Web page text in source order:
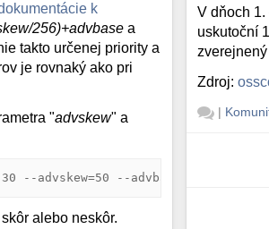
k
256)+advbase a
takto určenej priority a
je rovnaký ako pri
"advskew" a
advskew=50 --advbase=1 --
alebo neskôr.
V dňoch
uskutoční
zverejnený
Zdroj:
|